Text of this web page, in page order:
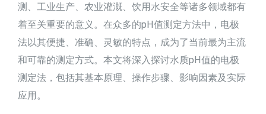
测、工业生产、农业灌溉、饮用水安全等诸多领域都有
着至关重要的意义。在众多的pH值测定方法中，电极
法以其便捷、准确、灵敏的特点，成为了当前最为主流
和可靠的测定方式。本文将深入探讨水质pH值的电极
测定法，包括其基本原理、操作步骤、影响因素及实际
应用。